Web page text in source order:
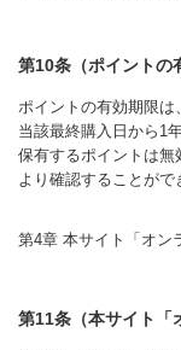
第10条（ポイントの
ポイントの有効期限は
当該最終購入日から1
保有するポイントは無
より確認することがで
第4章 本サイト「オン
第11条（本サイト「